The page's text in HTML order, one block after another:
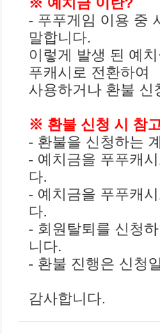
- 푸푸게임 이용 중
말합니다.
이렇게 발생 된 예
푸캐시로 전환하여
사용하거나 환불
※ 환불 신청 시 참
- 환불을 신청하는
- 예치금을 푸푸캐
다.
- 예치금을 푸푸캐
다.
- 회원탈퇴를 신청
니다.
- 환불 진행은 신청
감사합니다.